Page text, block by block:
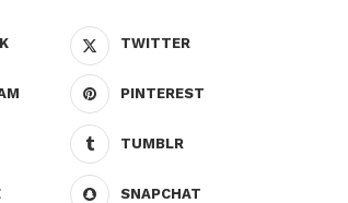
TWITTER
PINTEREST
TUMBLR
SNAPCHAT